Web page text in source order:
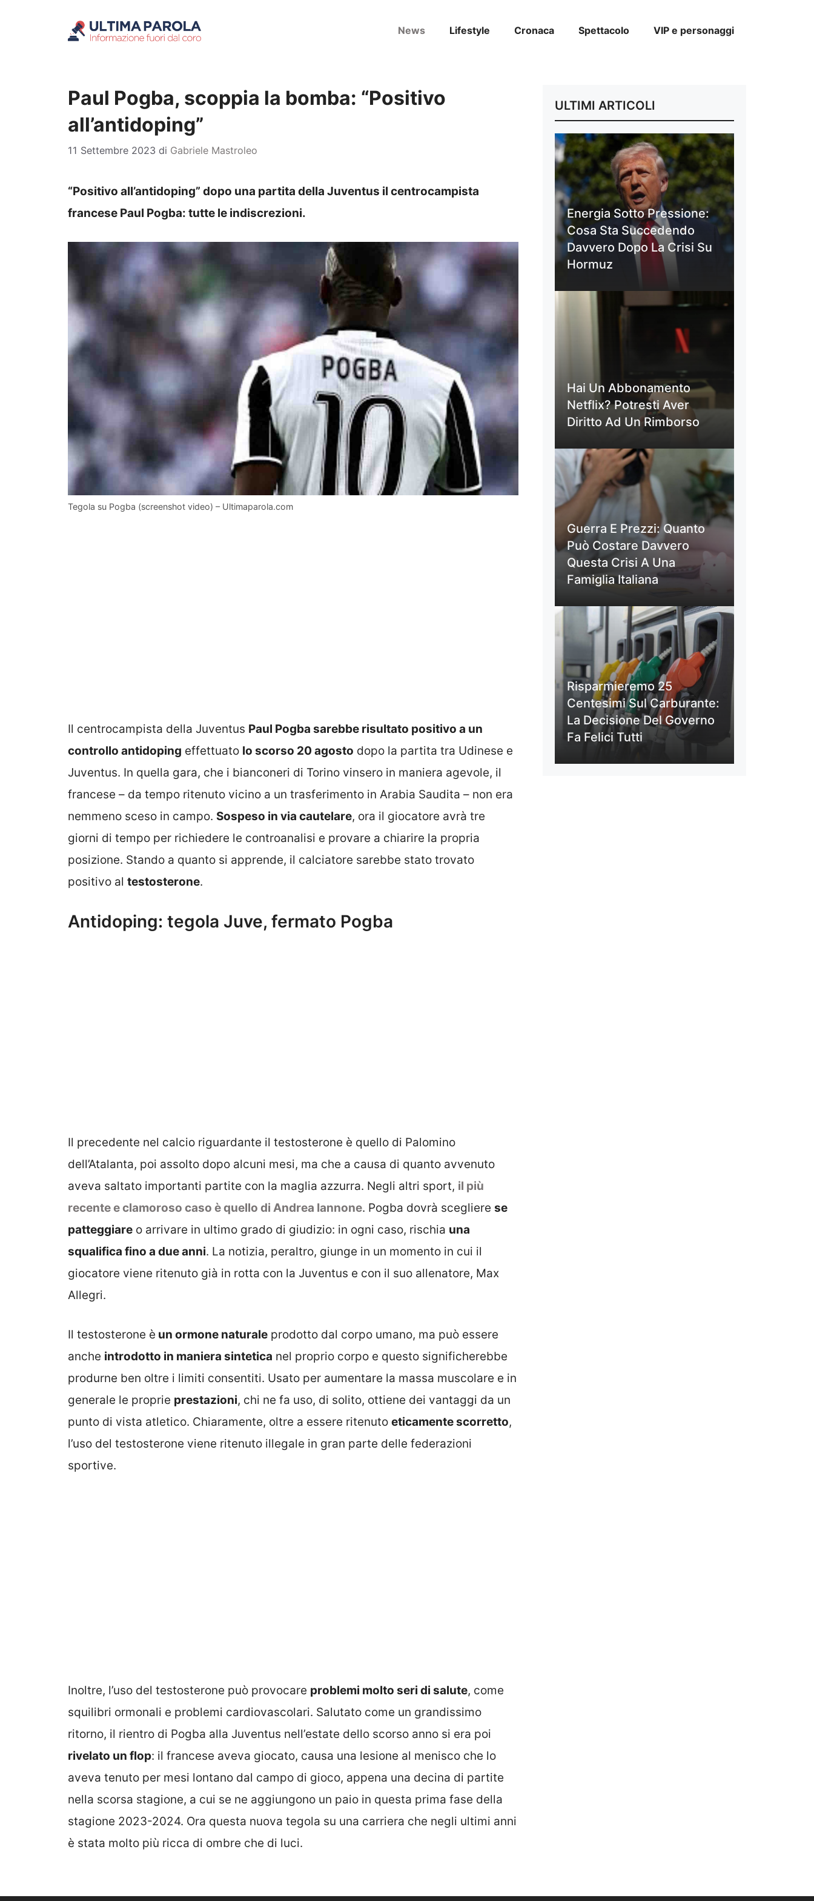
News Lifestyle Cronaca Spettacolo VIP e personaggi
Paul Pogba, scoppia la bomba: “Positivo
all’antidoping”
11 Settembre 2023 di Gabriele Mastroleo
“Positivo all’antidoping” dopo una partita della Juventus il centrocampista
francese Paul Pogba: tutte le indiscrezioni.
Tegola su Pogba (screenshot video) – Ultimaparola.com
Il centrocampista della Juventus Paul Pogba sarebbe risultato positivo a un
controllo antidoping effettuato lo scorso 20 agosto dopo la partita tra Udinese e
Juventus. In quella gara, che i bianconeri di Torino vinsero in maniera agevole, il
francese – da tempo ritenuto vicino a un trasferimento in Arabia Saudita – non era
nemmeno sceso in campo. Sospeso in via cautelare, ora il giocatore avrà tre
giorni di tempo per richiedere le controanalisi e provare a chiarire la propria
posizione. Stando a quanto si apprende, il calciatore sarebbe stato trovato
positivo al testosterone.
Antidoping: tegola Juve, fermato Pogba
Il precedente nel calcio riguardante il testosterone è quello di Palomino
dell’Atalanta, poi assolto dopo alcuni mesi, ma che a causa di quanto avvenuto
aveva saltato importanti partite con la maglia azzurra. Negli altri sport, il più
recente e clamoroso caso è quello di Andrea Iannone. Pogba dovrà scegliere se
patteggiare o arrivare in ultimo grado di giudizio: in ogni caso, rischia una
squalifica fino a due anni. La notizia, peraltro, giunge in un momento in cui il
giocatore viene ritenuto già in rotta con la Juventus e con il suo allenatore, Max
Allegri.
Il testosterone è un ormone naturale prodotto dal corpo umano, ma può essere
anche introdotto in maniera sintetica nel proprio corpo e questo significherebbe
produrne ben oltre i limiti consentiti. Usato per aumentare la massa muscolare e in
generale le proprie prestazioni, chi ne fa uso, di solito, ottiene dei vantaggi da un
punto di vista atletico. Chiaramente, oltre a essere ritenuto eticamente scorretto,
l’uso del testosterone viene ritenuto illegale in gran parte delle federazioni
sportive.
Inoltre, l’uso del testosterone può provocare problemi molto seri di salute, come
squilibri ormonali e problemi cardiovascolari. Salutato come un grandissimo
ritorno, il rientro di Pogba alla Juventus nell’estate dello scorso anno si era poi
rivelato un flop: il francese aveva giocato, causa una lesione al menisco che lo
aveva tenuto per mesi lontano dal campo di gioco, appena una decina di partite
nella scorsa stagione, a cui se ne aggiungono un paio in questa prima fase della
stagione 2023-2024. Ora questa nuova tegola su una carriera che negli ultimi anni
è stata molto più ricca di ombre che di luci.
ULTIMI ARTICOLI
Energia Sotto Pressione:
Cosa Sta Succedendo
Davvero Dopo La Crisi Su
Hormuz
Hai Un Abbonamento
Netflix? Potresti Aver
Diritto Ad Un Rimborso
Guerra E Prezzi: Quanto
Può Costare Davvero
Questa Crisi A Una
Famiglia Italiana
Risparmieremo 25
Centesimi Sul Carburante:
La Decisione Del Governo
Fa Felici Tutti